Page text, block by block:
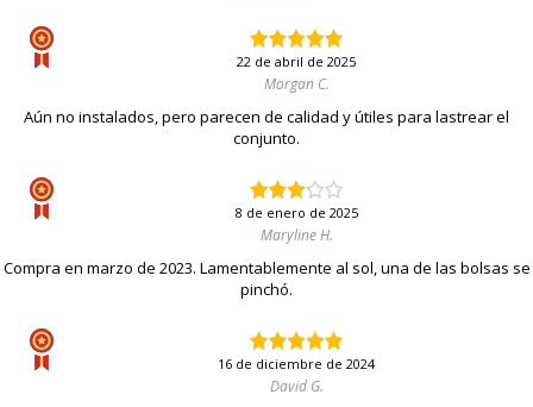
22 de abril de 2025
Morgan C.
Aún no instalados, pero parecen de calidad y útiles para lastrear el
conjunto.
8 de enero de 2025
Maryline H.
Compra en marzo de 2023. Lamentablemente al sol, una de las bolsas se
pinchó.
16 de diciembre de 2024
David G.